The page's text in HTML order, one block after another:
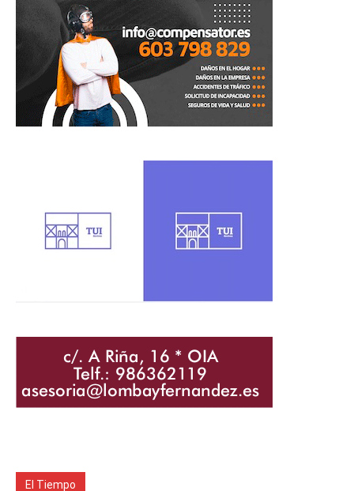
El Tiempo